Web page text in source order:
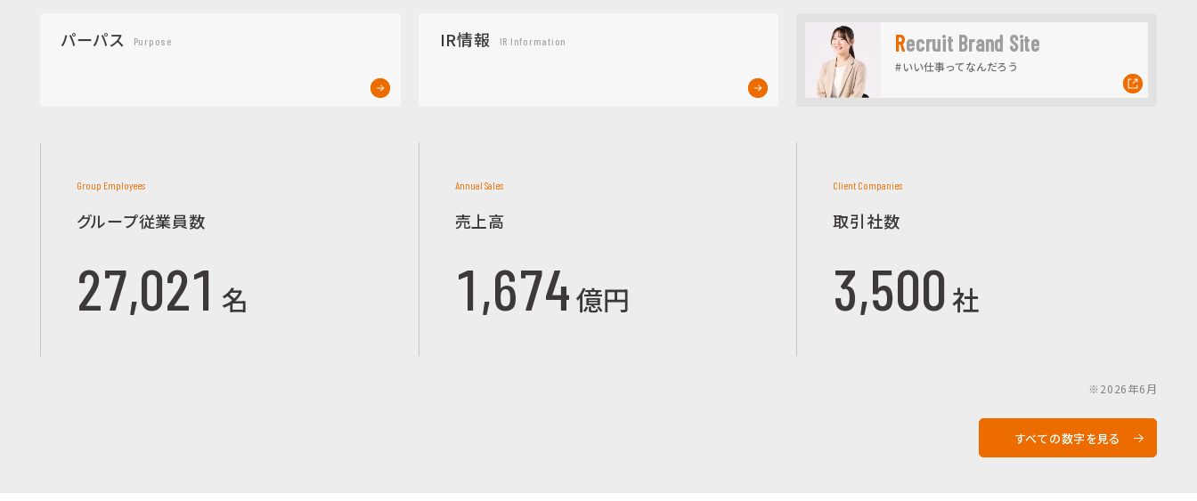
パーパス Purpose IR情報 IR Information Recruit Brand Site
#いい仕事ってなんだろう
Group Employees
グループ従業員数
27,021 名
Annual Sales
売上高
1,674億円
Client Companies
取引社数
3,500社
※2026年6月
すべての数字を見る